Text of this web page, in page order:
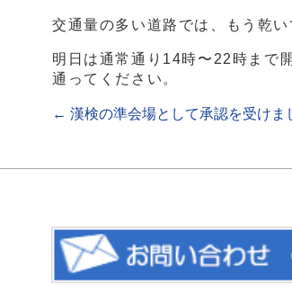
交通量の多い道路では、もう乾
明日は通常通り14時〜22時まで
通ってください。
← 漢検の準会場として承認を受けま